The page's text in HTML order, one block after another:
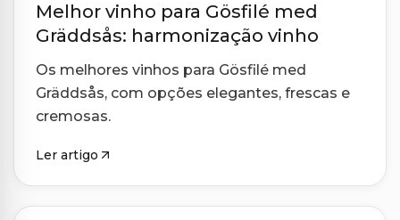
Melhor vinho para Gösfilé med
Gräddsås: harmonização vinho
Os melhores vinhos para Gösfilé med
Gräddsås, com opções elegantes, frescas e
cremosas.
Ler artigo